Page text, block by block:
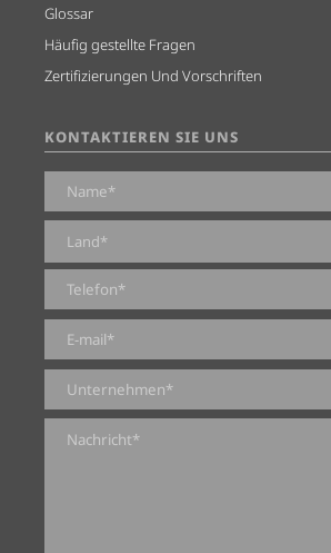
Glossar
Häufig gestellte Fragen
Zertifizierungen Und Vorschriften
KONTAKTIEREN SIE UNS
0 von 2000 max. Zeichenanzahl